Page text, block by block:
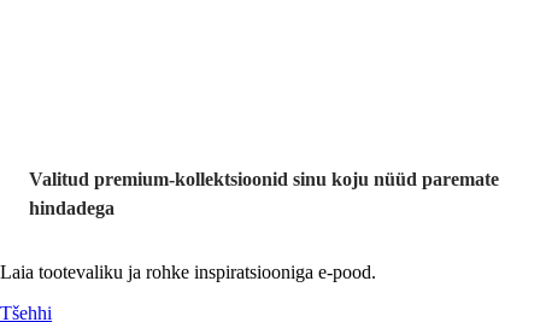
Valitud premium-kollektsioonid sinu koju nüüd paremate
hindadega
Laia tootevaliku ja rohke inspiratsiooniga e-pood.
Tšehhi